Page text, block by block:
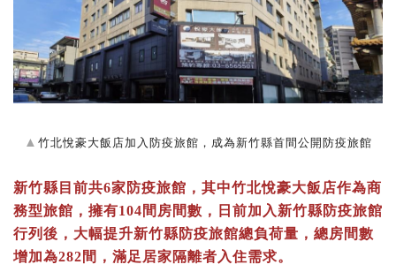
▲ 竹北悅豪大飯店加入防疫旅館，成為新竹縣首間公開防疫旅館
新竹縣目前共6家防疫旅館，其中竹北悅豪大飯店作為商
務型旅館，擁有104間房間數，日前加入新竹縣防疫旅館
行列後，大幅提升新竹縣防疫旅館總負荷量，總房間數
增加為282間，滿足居家隔離者入住需求。